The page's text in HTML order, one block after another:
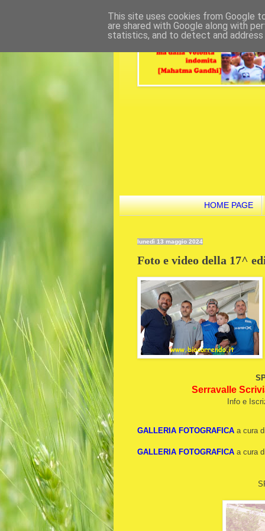
HOME PAGE
lunedì 13 maggio 2024
Foto e video della 17^
Serravalle
Info e
GALLERIA FOTOGRAFICA a cura
GALLERIA FOTOGRAFICA a cura
This site uses cookies from Google
are shared with Google along with
statistics, and to detect and address